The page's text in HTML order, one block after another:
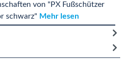
von "PX Fußschützer
schwarz" Mehr lesen